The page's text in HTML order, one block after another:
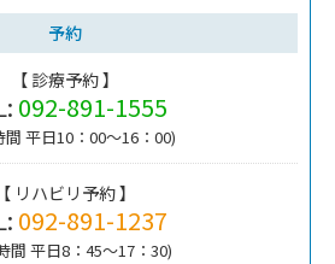
予約
【 診療予約 】
092-891-1555
間 平日10：00～16：00)
【 リハビリ予約 】
092-891-1237
間 平日8：45～17：30)